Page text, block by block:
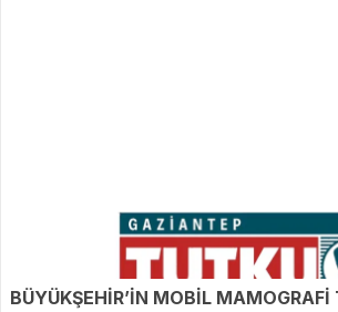
BÜYÜKŞEHİR’İN MOBİL